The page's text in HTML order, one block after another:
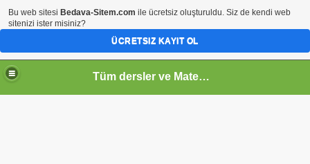
Tüm dersler ve Matematik
Bu web sitesi Bedava-Sitem.com ile ücretsiz oluşturuldu. Siz de kendi web
sitenizi ister misiniz?
ÜCRETSIZ KAYIT OL